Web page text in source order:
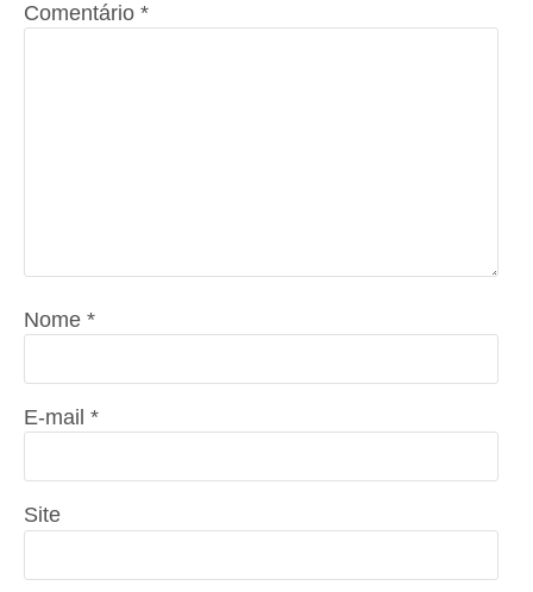
Comentário *
Nome *
E-mail *
Site